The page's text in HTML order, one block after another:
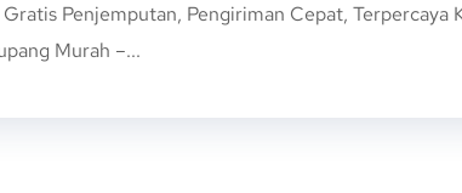
Penjemputan, Pengiriman Cepat, Terpercaya
Murah –...